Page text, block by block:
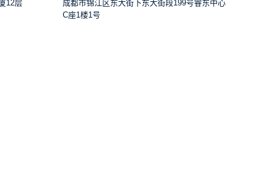
12层
成都市锦江区东大街下东大街段199号睿东中心
C座1楼1号